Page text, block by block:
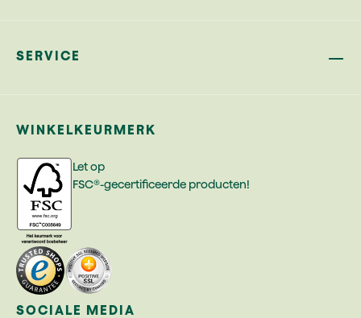
SERVICE
WINKELKEURMERK
Let op
FSC®-gecertificeerde producten!
SOCIALE MEDIA